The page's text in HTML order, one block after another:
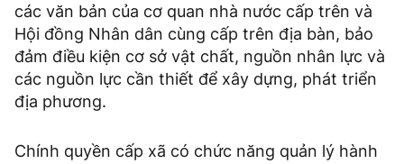
các văn bản của cơ quan nhà nước cấp trên và
Hội đồng Nhân dân cùng cấp trên địa bàn, bảo
đảm điều kiện cơ sở vật chất, nguồn nhân lực và
các nguồn lực cần thiết để xây dựng, phát triển
địa phương.
Chính quyền cấp xã có chức năng quản lý hành